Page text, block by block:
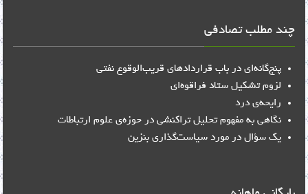
چند مطلب تصادفی
پنج‌گانه‌ای در باب قراردادهای قریب‌الوقوع نفتی
لزوم تشکیل ستاد فراقوه‌ای
رایحه‌ی درد
نگاهی به مفهوم تحلیل تراکنشی در حوزه‌ی علوم ارتباطات
یک سؤال در مورد سیاست‌گذاری بنزین